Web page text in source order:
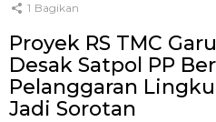
1 Bagikan
Proyek RS TMC
Desak Satpol PP
Pelanggaran
Jadi Sorotan